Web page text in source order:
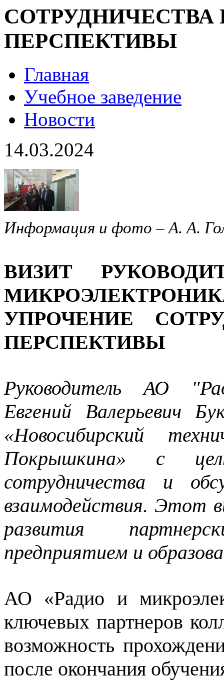
ПЕРСПЕКТИВЫ
Главная
Учебное заведение
Новости
14.03.2024
Информация и фото – А. А.
ВИЗИТ
УПРОЧЕНИЕ
ПЕРСПЕКТИВЫ
Руководитель АО
Евгений Валерьевич
«Новосибирский
Покрышкина» с
сотрудничества и
взаимодействия. Этот
развития
предприятием и
АО «Радио и
ключевых партнеров
возможность
после окончания